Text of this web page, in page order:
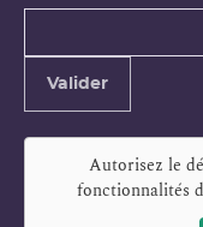
Types de
Valider
Autorisez le
fonctionnalités